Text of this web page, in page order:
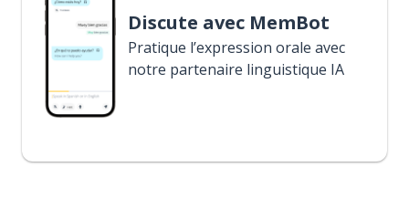
Discute avec MemBot
Pratique l’expression orale avec
notre partenaire linguistique IA